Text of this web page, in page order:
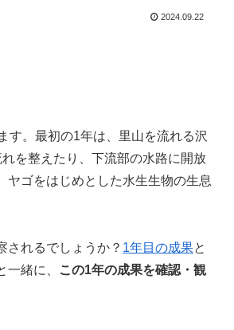
2024.09.22
す。最初の1年は、里山を流れる沢
を整えたり、下流部の水路に開放
ヤゴをはじめとした水生生物の生息
されるでしょうか？ 1年目の成果と
緒に、
この1年の成果を確認・観